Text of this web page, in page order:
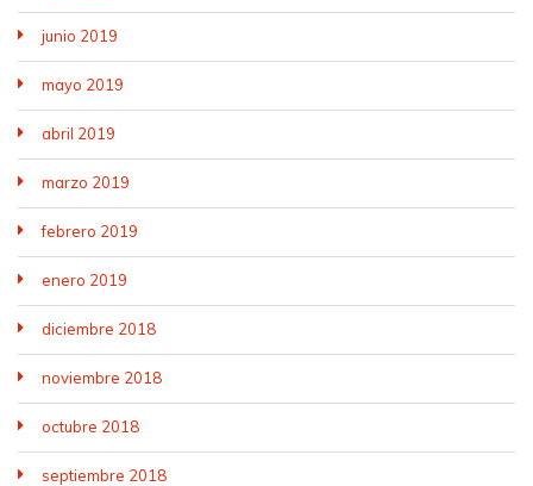
junio 2019
mayo 2019
abril 2019
marzo 2019
febrero 2019
enero 2019
diciembre 2018
noviembre 2018
octubre 2018
septiembre 2018